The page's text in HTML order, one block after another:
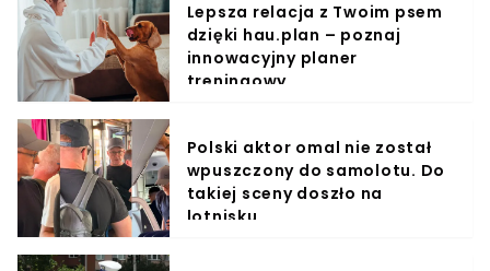
Lepsza relacja z Twoim psem
dzięki hau.plan – poznaj
innowacyjny planer
treningowy
Polski aktor omal nie został
wpuszczony do samolotu. Do
takiej sceny doszło na
lotnisku